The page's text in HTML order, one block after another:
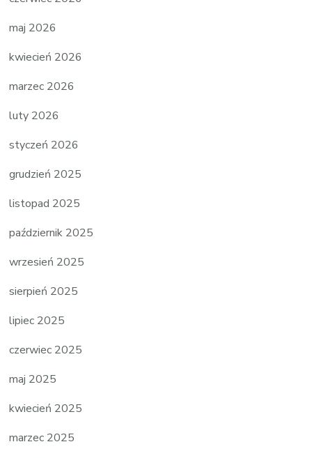
maj 2026
kwiecień 2026
marzec 2026
luty 2026
styczeń 2026
grudzień 2025
listopad 2025
październik 2025
wrzesień 2025
sierpień 2025
lipiec 2025
czerwiec 2025
maj 2025
kwiecień 2025
marzec 2025